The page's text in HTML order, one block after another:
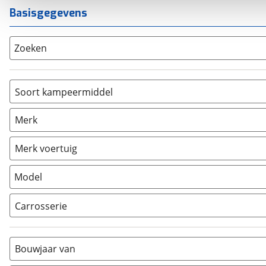
Basisgegevens
Zoeken
Soort kampeermiddel
Caravan (19)
Camper
Vouwwagen
Merk
Merk voertuig
Model
Carrosserie
Alkoof (0)
Busmodel
Caravan (19)
Bouwjaar van